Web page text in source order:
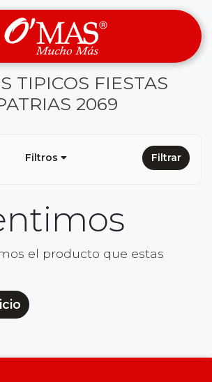
TIPICOS FIESTAS
2069
Filtros Filtrar
el producto que estas